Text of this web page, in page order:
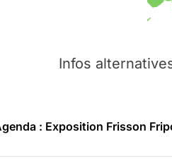
Infos
Soirée de lancement – Ŝtono,
Agenda : Grand
Agenda : Salon du livre
Retrouvez-nous au Bos’Tock